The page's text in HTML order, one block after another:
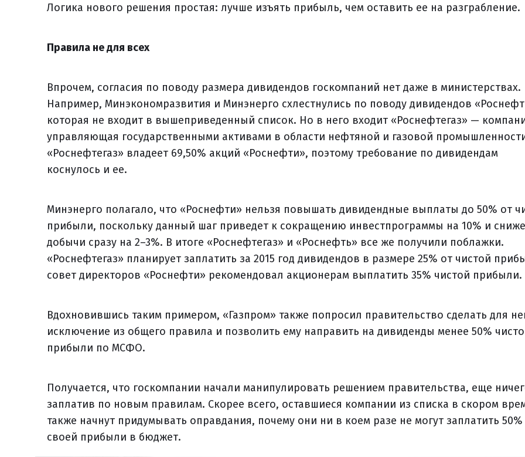
Логика нового решения простая: лучше изъять прибыль, чем оставить ее на разграбление.
Правила не для всех
Впрочем, согласия по поводу размера дивидендов госкомпаний нет даже в министерствах.
Например, Минэкономразвития и Минэнерго схлестнулись по поводу дивидендов
которая не входит в вышеприведенный список. Но в него входит «Роснефтегаз» —
управляющая государственными активами в области нефтяной и газовой
«Роснефтегаз» владеет 69,50% акций «Роснефти», поэтому требование по дивидендам
коснулось и ее.
Минэнерго полагало, что «Роснефти» нельзя повышать дивидендные выплаты до 50% от
прибыли, поскольку данный шаг приведет к сокращению инвестпрограммы на 10% и
добычи сразу на 2–3%. В итоге «Роснефтегаз» и «Роснефть» все же получили поблажки.
«Роснефтегаз» планирует заплатить за 2015 год дивидендов в размере 25% от чистой
совет директоров «Роснефти» рекомендовал акционерам выплатить 35% чистой прибыли.
Вдохновившись таким примером, «Газпром» также попросил правительство сделать для
исключение из общего правила и позволить ему направить на дивиденды менее 50%
прибыли по МСФО.
Получается, что госкомпании начали манипулировать решением правительства, еще
заплатив по новым правилам. Скорее всего, оставшиеся компании из списка в скором
также начнут придумывать оправдания, почему они ни в коем разе не могут заплатить 50%
своей прибыли в бюджет.